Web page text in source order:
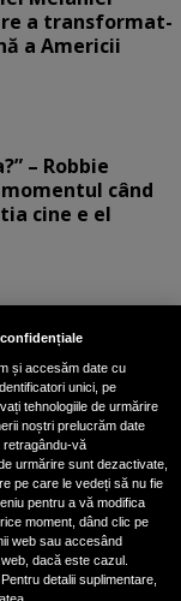
a transformat-
a Americii
– Robbie
când
cine e el
trupei
arătat talentul
în Franţa
de agresiune
Detalii șocante
pe...
confidențiale
și accesăm date cu
unici, pe
tehnologiile de urmărire
noștri prelucrăm date
retragându-vă
urmărire sunt dezactivate,
pe care le vedeți să nu fie
pentru a vă modifica
moment, dând clic pe
web sau accesând
dacă este cazul.
detalii suplimentare,